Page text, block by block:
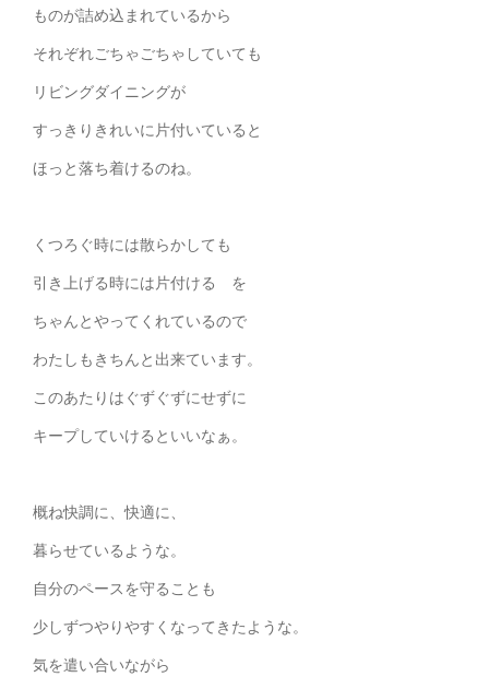
ものが詰め込まれているから
それぞれごちゃごちゃしていても
リビングダイニングが
すっきりきれいに片付いていると
ほっと落ち着けるのね。
くつろぐ時には散らかしても
引き上げる時には片付ける を
ちゃんとやってくれているので
わたしもきちんと出来ています。
このあたりはぐずぐずにせずに
キープしていけるといいなぁ。
概ね快調に、快適に、
暮らせているような。
自分のペースを守ることも
少しずつやりやすくなってきたような。
気を遣い合いながら